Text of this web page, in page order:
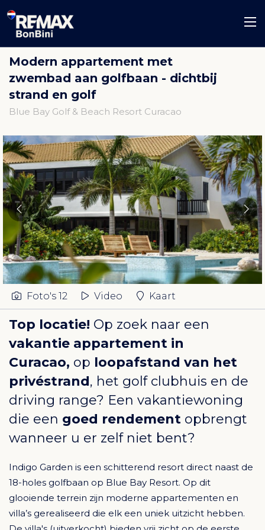
Modern appartement met
zwembad aan golfbaan - dichtbij
strand en golf
Blue Bay Golf & Beach Resort Curacao
Foto's 12 Video Kaart
Top locatie! Op zoek naar een
vakantie appartement in
Curacao, op loopafstand van het
privéstrand, het golf clubhuis en de
driving range? Een vakantiewoning
die een goed rendement opbrengt
wanneer u er zelf niet bent?
Indigo Garden is een schitterend resort direct naast de
18-holes golfbaan op Blue Bay Resort. Op dit
glooiende terrein zijn moderne appartementen en
villa’s gerealiseerd die elk een uniek uitzicht hebben.